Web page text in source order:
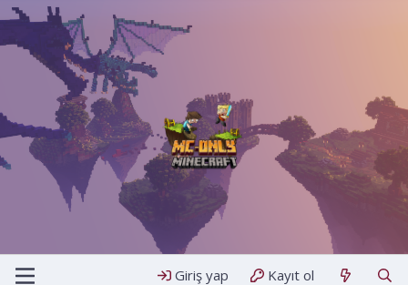
Giriş yap Kayıt ol